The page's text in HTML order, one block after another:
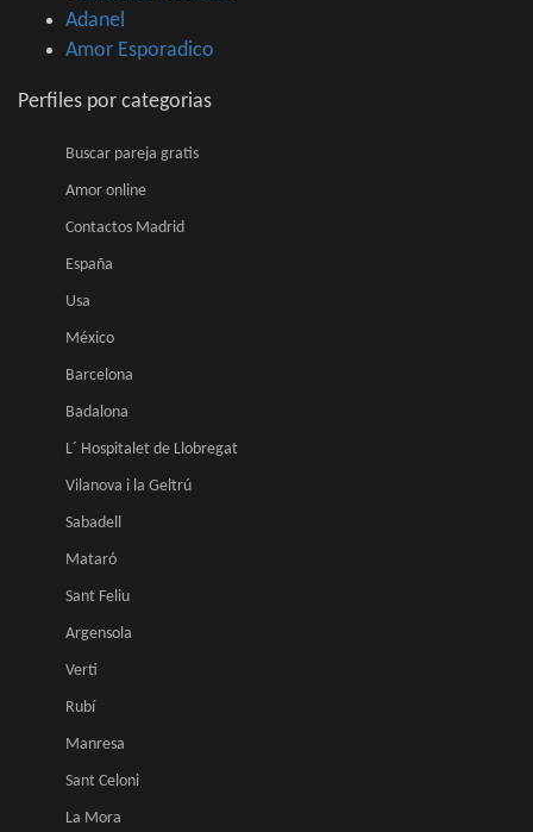
Adanel
Amor Esporadico
Perfiles por categorias
Buscar pareja gratis
Amor online
Contactos Madrid
España
Usa
México
Barcelona
Badalona
L´ Hospitalet de Llobregat
Vilanova i la Geltrú
Sabadell
Mataró
Sant Feliu
Argensola
Verti
Rubí
Manresa
Sant Celoni
La Mora